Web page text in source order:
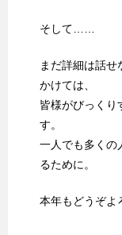
そして……
まだ詳細は話
かけては、
皆様がびっくり
す。
一人でも多くの
るために。
本年もどうぞよ